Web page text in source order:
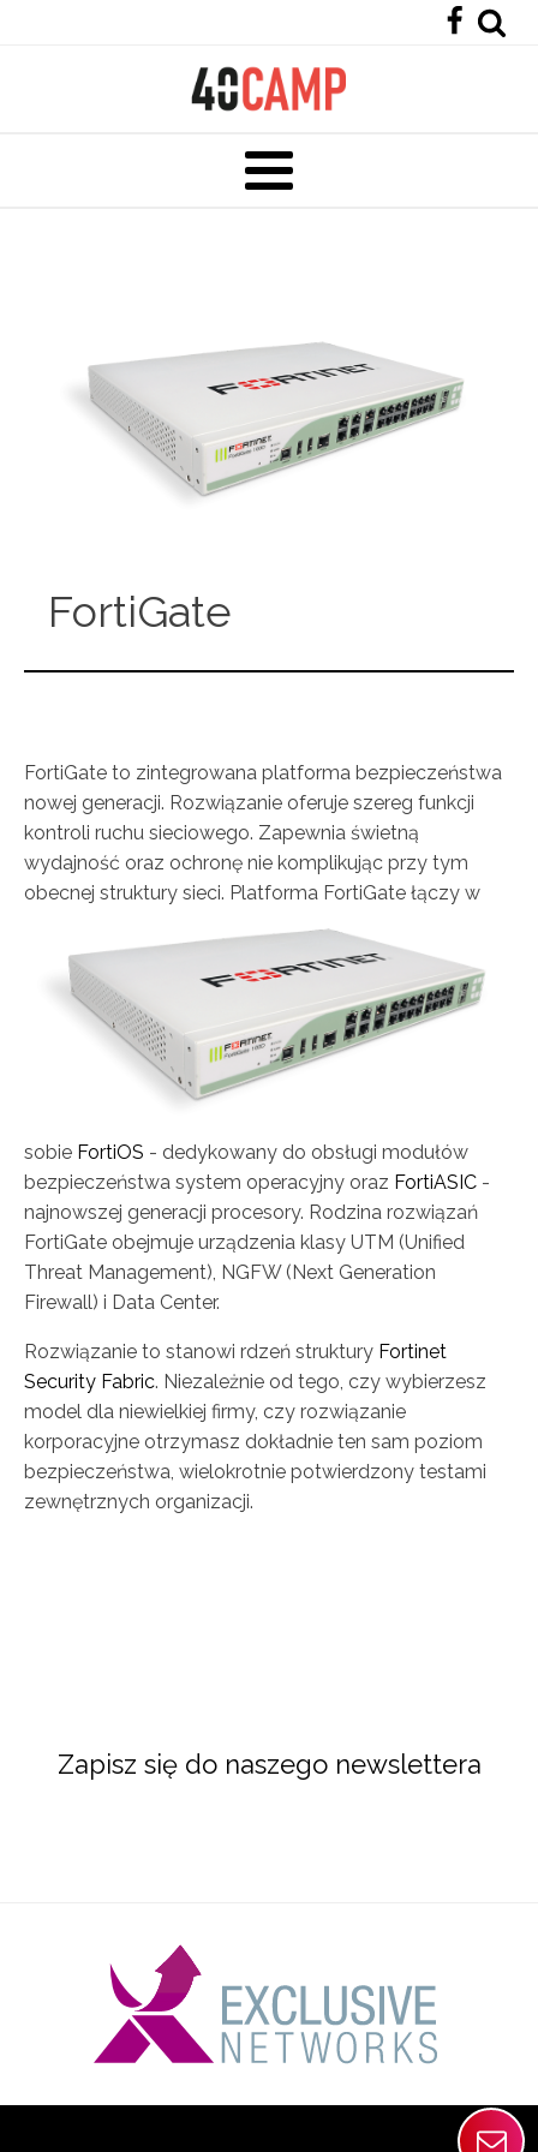
FortiGate
FortiGate to zintegrowana platforma bezpieczeństwa
nowej generacji. Rozwiązanie oferuje szereg funkcji
kontroli ruchu sieciowego. Zapewnia świetną
wydajność oraz ochronę nie komplikując przy tym
obecnej struktury sieci. Platforma FortiGate łączy w
sobie FortiOS - dedykowany do obsługi modułów
bezpieczeństwa system operacyjny oraz FortiASIC -
najnowszej generacji procesory. Rodzina rozwiązań
FortiGate obejmuje urządzenia klasy UTM (Unified
Threat Management), NGFW (Next Generation
Firewall) i Data Center.
Rozwiązanie to stanowi rdzeń struktury Fortinet
Security Fabric. Niezależnie od tego, czy wybierzesz
model dla niewielkiej firmy, czy rozwiązanie
korporacyjne otrzymasz dokładnie ten sam poziom
bezpieczeństwa, wielokrotnie potwierdzony testami
zewnętrznych organizacji.
Zapisz się do naszego newslettera